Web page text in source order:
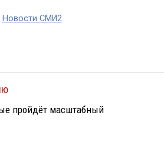
Новости СМИ2
пройдёт масштабный